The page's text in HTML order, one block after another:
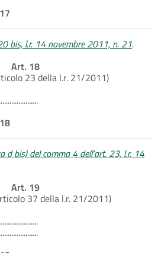
bis, l.r. 14 novembre 2011, n. 21.
Art. 18
23 della l.r. 21/2011)
d bis) del comma 4 dell'art. 23, l.r. 14
Art. 19
37 della l.r. 21/2011)